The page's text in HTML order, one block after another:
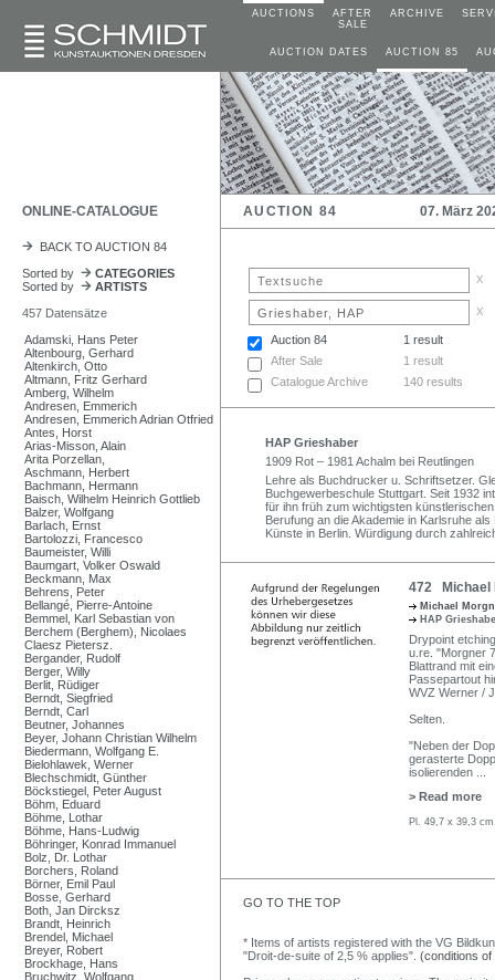
AUCTIONS
AFTER
SALE
ARCHIVE
AUCTION DATES AUCTION 85
ONLINE-CATALOGUE AUCTION 84 07. März
BACK TO AUCTION 84
Sorted by
CATEGORIES
Sorted by
ARTISTS
457 Datensätze
Adamski, Hans Peter
Altenbourg, Gerhard
Altenkirch, Otto
Altmann, Fritz Gerhard
Amberg, Wilhelm
Andresen, Emmerich
Andresen, Emmerich Adrian Otfried
Antes, Horst
Arias-Misson, Alain
Arita Porzellan,
Aschmann, Herbert
Bachmann, Hermann
Baisch, Wilhelm Heinrich Gottlieb
Balzer, Wolfgang
Barlach, Ernst
Bartolozzi, Francesco
Baumeister, Willi
Baumgart, Volker Oswald
Beckmann, Max
Behrens, Peter
Bellangé, Pierre-Antoine
Bemmel, Karl Sebastian von
Berchem (Berghem), Nicolaes
Claesz Pietersz.
Bergander, Rudolf
Berger, Willy
Berlit, Rüdiger
Berndt, Siegfried
Berndt, Carl
Beutner, Johannes
Beyer, Johann Christian Wilhelm
Biedermann, Wolfgang E.
Bielohlawek, Werner
Blechschmidt, Günther
Böckstiegel, Peter August
Böhm, Eduard
Böhme, Lothar
Böhme, Hans-Ludwig
Böhringer, Konrad Immanuel
Bolz, Dr. Lothar
Borchers, Roland
Börner, Emil Paul
Bosse, Gerhard
Both, Jan Dircksz
Brandt, Heinrich
Brendel, Michael
Breyer, Robert
Brockhage, Hans
Bruchwitz, Wolfgang
x
x
Auction 84
1 result
After Sale
1 result
Catalogue Archive
140 results
HAP Grieshaber
1909 Rot – 1981 Achalm bei Reutlingen
Lehre als Buchdrucker u. Schriftsetzer.
Buchgewerbeschule Stuttgart. Seit 1932
für ihn früh zum wichtigsten
Berufung an die Akademie in Karlsruhe
Künste in Berlin. Würdigung durch
472 Michael
Michael
HAP
Drypoint
u.re. "Morgner
Blattrand mit
Passepartout
WVZ Werner /
Selten.
"Neben der
gerasterte
isolierenden
> Read more
Pl. 49,7 x 39,3
GO TO THE TOP
* Items of artists registered with the VG
"Droit-de-suite of 2,5 % applies". (conditions of